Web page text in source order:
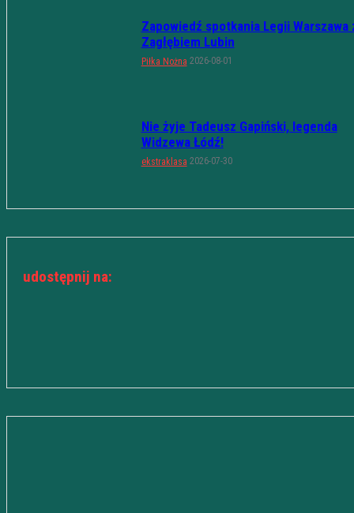
Zapowiedź spotkania Legii Warszawa
Zagłębiem Lubin
Piłka Nożna 2026-08-01
Nie żyje Tadeusz Gapiński, legenda
Widzewa Łódź!
ekstraklasa 2026-07-30
udostępnij na: